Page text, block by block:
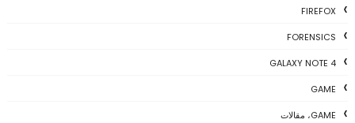
FIREFOX
FORENSICS
GALAXY NOTE 4
GAME
GAME، مقالات